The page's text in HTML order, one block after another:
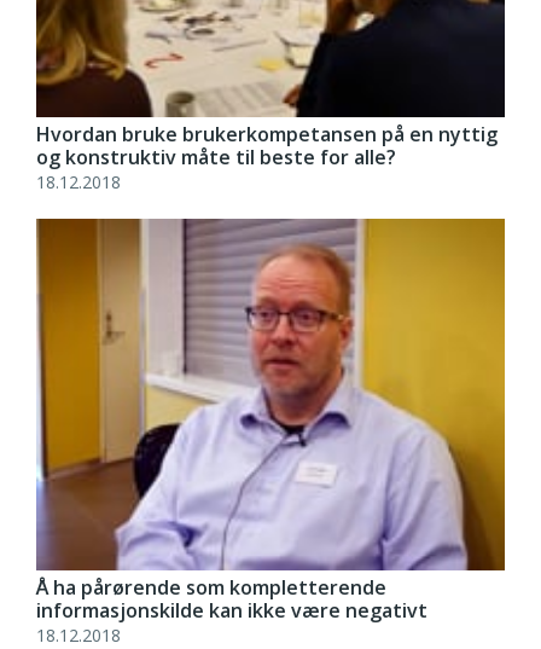
Hvordan bruke brukerkompetansen på en nyttig
og konstruktiv måte til beste for alle?
18.12.2018
Å ha pårørende som kompletterende
informasjonskilde kan ikke være negativt
18.12.2018